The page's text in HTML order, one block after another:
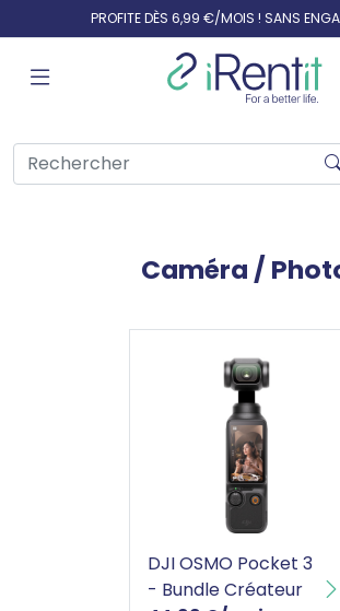
PROFITE DÈS 6,99 €/MOIS ! SANS
Caméra /
DJI OSMO Pocket 3 -
DJI OSMO Pocket 3
- Bundle Créateur